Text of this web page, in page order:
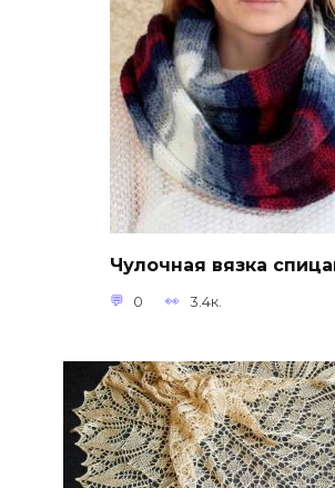
Чулочная вязка
0 3.4к.